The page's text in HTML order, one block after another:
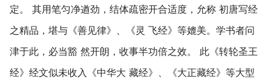
定。 其用笔匀净遒劲，结体疏密开合适度，允称 初唐写经
之精品，堪与《善见律》、《灵 飞经》等媲美。学书者问
津于此，必当豁 然开朗，收事半功倍之效。 此《转轮圣王
经》经文似未收入《中华大 藏经》、《大正藏经》等大型